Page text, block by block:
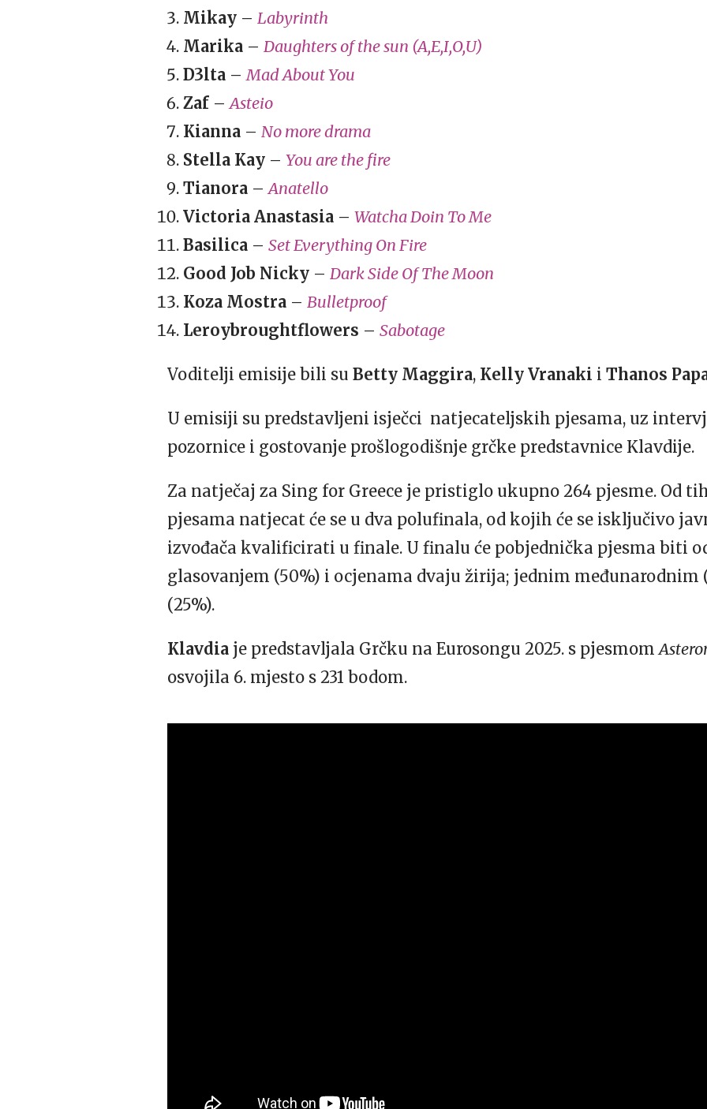
Mikay – Labyrinth
Marika – Daughters of the sun (A,E,I,O,U)
D3lta – Mad About You
Zaf – Asteio
Kianna – No more drama
Stella Kay – You are the fire
Tianora – Anatello
Victoria Anastasia – Watcha Doin To Me
Basilica – Set Everything On Fire
Good Job Nicky – Dark Side Of The Moon
Koza Mostra – Bulletproof
Leroybroughtflowers – Sabotage
Voditelji emisije bili su Betty Maggira, Kelly Vranaki i Thanos
U emisiji su predstavljeni isječci natjecateljskih pjesama, uz
pozornice i gostovanje prošlogodišnje grčke predstavnice Klavdije.
Za natječaj za Sing for Greece je pristiglo ukupno 264 pjesme. Od
pjesama natjecat će se u dva polufinala, od kojih će se isključivo
izvođača kvalificirati u finale. U finalu će pobjednička pjesma biti
glasovanjem (50%) i ocjenama dvaju žirija; jednim
(25%).
Klavdia je predstavljala Grčku na Eurosongu 2025. s pjesmom
osvojila 6. mjesto s 231 bodom.